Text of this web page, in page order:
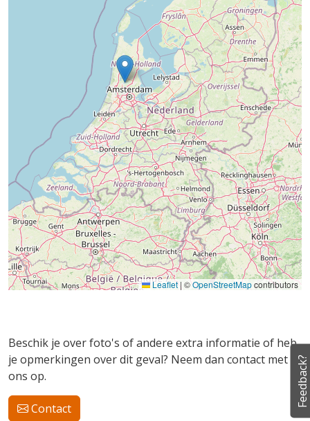
Leaflet| ©OpenStreetMapcontributors
Beschik je over foto's of andere extra informatie of heb
je opmerkingen over dit geval? Neem dan contact met
ons op.
Contact
Feedback?